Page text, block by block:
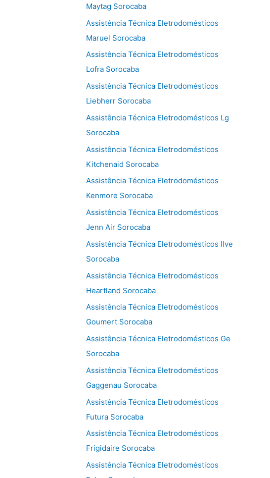
Maytag Sorocaba
Assistência Técnica Eletrodomésticos
Maruel Sorocaba
Assistência Técnica Eletrodomésticos
Lofra Sorocaba
Assistência Técnica Eletrodomésticos
Liebherr Sorocaba
Assistência Técnica Eletrodomésticos Lg
Sorocaba
Assistência Técnica Eletrodomésticos
Kitchenaid Sorocaba
Assistência Técnica Eletrodomésticos
Kenmore Sorocaba
Assistência Técnica Eletrodomésticos
Jenn Air Sorocaba
Assistência Técnica Eletrodomésticos Ilve
Sorocaba
Assistência Técnica Eletrodomésticos
Heartland Sorocaba
Assistência Técnica Eletrodomésticos
Goumert Sorocaba
Assistência Técnica Eletrodomésticos Ge
Sorocaba
Assistência Técnica Eletrodomésticos
Gaggenau Sorocaba
Assistência Técnica Eletrodomésticos
Futura Sorocaba
Assistência Técnica Eletrodomésticos
Frigidaire Sorocaba
Assistência Técnica Eletrodomésticos